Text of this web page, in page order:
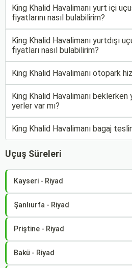
King Khalid Havalimanı yurt içi
fiyatlarını nasıl bulabilirim?
King Khalid Havalimanı yurtdışı
fiyatları nasıl bulabilirim?
King Khalid Havalimanı otopark
King Khalid Havalimanı
yerler var mı?
King Khalid Havalimanı bagaj
Uçuş Süreleri
Kayseri - Riyad
Şanlıurfa - Riyad
Priştine - Riyad
Bakü - Riyad